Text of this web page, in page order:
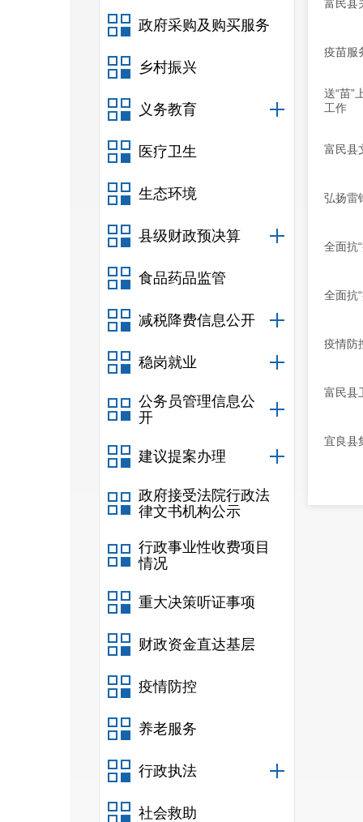
政府采购及购买服务
乡村振兴
义务教育
医疗卫生
生态环境
县级财政预决算
食品药品监管
减税降费信息公开
稳岗就业
公务员管理信息公
开
建议提案办理
政府接受法院行政法
律文书机构公示
行政事业性收费项目
情况
重大决策听证事项
财政资金直达基层
疫情防控
养老服务
行政执法
社会救助
富民县
疫苗服
送“苗”
工作
富民县
弘扬雷
全面抗
全面抗
疫情防
富民县
宜良县